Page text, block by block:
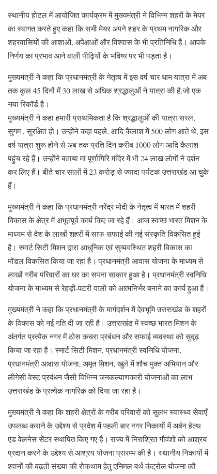
स्थानीय होटल में आयोजित कार्यक्रम में मुख्यमंत्री ने विभिन्न शहरों के मेयर
का स्वागत करते हुए कहा कि सभी मेयर अपने शहर के प्रथम नागरिक और
शहरवासियों की आशाओं, अपेक्षाओं और विश्वास के भी प्रतिनिधि हैं। आपके
निर्णय का प्रभाव आने वाली पीढ़ियों के भविष्य पर भी पड़ता है।
मुख्यमंत्री ने कहा कि प्रधानमंत्री के नेतृत्व में इस वर्ष चार धाम यात्रा में अब
तक कुल 45 दिनों में 30 लाख से अधिक श्रद्धालुओं ने यात्रा की है,जो एक
नया रिकॉर्ड है।
मुख्यमंत्री ने कहा हमारी प्राथमिकता है कि श्रद्धालुओं की यात्रा सरल,
सुगम , सुरक्षित हो। उन्होंने कहा पहले, आदि कैलाश में 500 लोग आते थे, इस
वर्ष यात्रा शुरू होने से अब तक प्रति दिन करीब 1000 लोग आदि कैलाश
पहुंच रहे हैं। उन्होंने बताया मां पूर्णागिरि मंदिर में भी 24 लाख लोगों ने दर्शन
कर लिए हैं। बीते चार सालों में 23 करोड़ से ज्यादा पर्यटक उत्तराखंड आ चुके
हैं।
मुख्यमंत्री ने कहा कि प्रधानमंत्री नरेंद्र मोदी के नेतृत्व में भारत में शहरी
विकास के क्षेत्र में अभूतपूर्व कार्य किए जा रहे हैं। आज स्वच्छ भारत मिशन के
माध्यम से देश के लाखों शहरों में साफ-सफाई की नई संस्कृति विकसित हुई
है। स्मार्ट सिटी मिशन द्वारा आधुनिक एवं सुव्यवस्थित शहरी विकास का
मॉडल विकसित किया जा रहा है। प्रधानमंत्री आवास योजना के माध्यम से
लाखों गरीब परिवारों का घर का सपना साकार हुआ है। प्रधानमंत्री स्वनिधि
योजना के माध्यम से रेहड़ी-पटरी वालों को आत्मनिर्भर बनाने का कार्य हुआ है।
मुख्यमंत्री ने कहा कि प्रधानमंत्री के मार्गदर्शन में देवभूमि उत्तराखंड के शहरों
के विकास को नई गति दी जा रही है। उत्तराखंड में स्वच्छ भारत मिशन के
अंतर्गत प्रत्येक नगर में ठोस कचरा प्रबंधन और सफाई व्यवस्था को सुदृढ़
किया जा रहा है। स्मार्ट सिटी मिशन, प्रधानमंत्री स्वनिधि योजना,
प्रधानमंत्री आवास योजना, अमृत मिशन, खुले में शौच मुक्त अभियान और
लीगेसी वेस्ट प्रबंधन जैसी विभिन्न जनकल्याणकारी योजनाओं का लाभ
उत्तराखंड के प्रत्येक नागरिक को दिया जा रहा है।
मुख्यमंत्री ने कहा कि शहरी क्षेत्रों के गरीब परिवारों को सुलभ स्वास्थ्य सेवाएँ
उपलब्ध कराने के उद्देश्य से प्रदेश में पहली बार नगर निकायों में अर्बन हेल्थ
एंड वेलनेस सेंटर स्थापित किए गए हैं। राज्य में निराश्रित गौवंशों को आश्रय
प्रदान करने के उद्देश्य से आश्रय योजना प्रारम्भ की है। स्थानीय निकायों में
श्वानों की बढ़ती संख्या की रोकथाम हेतु एनिमल बर्थ कंट्रोल योजना की